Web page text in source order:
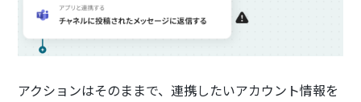
アクションはそのままで、連携したいアカウント情報を